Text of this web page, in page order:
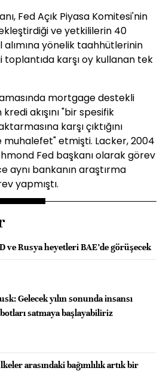
Fed Açık Piyasa Komitesi'nin
ve yetkililerin 40
yönelik taahhütlerinin
toplantıda karşı oy kullanan tek
mortgage destekli
akışını "bir spesifik
karşı çıktığını
etmişti. Lacker, 2004
Fed başkanı olarak görev
aynı bankanın araştırma
yapmıştı.
ve Rusya heyetleri BAE’de görüşecek
Gelecek yılın sonunda insansı
satmaya başlayabiliriz
arasındaki bağımlılık artık bir